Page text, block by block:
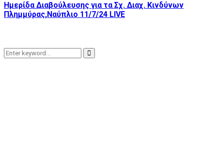
Ημερίδα Διαβούλευσης για τα Σχ. Διαχ. Κινδύνων
Πλημμύρας,Ναύπλιο 11/7/24 LIVE
Search
for:
Search